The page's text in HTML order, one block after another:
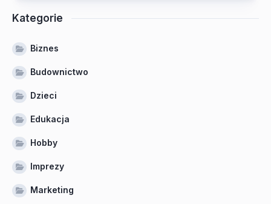
Kategorie
Biznes
Budownictwo
Dzieci
Edukacja
Hobby
Imprezy
Marketing